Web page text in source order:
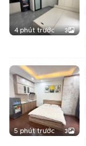
4 phút trước 3
5 phút trước 3